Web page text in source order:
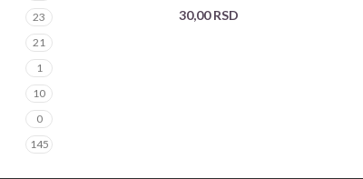
23
21
1
10
0
145
30,00RSD